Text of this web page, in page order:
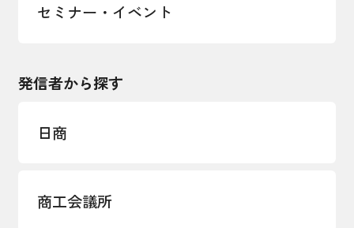
セミナー・イベント
発信者から探す
日商
商工会議所